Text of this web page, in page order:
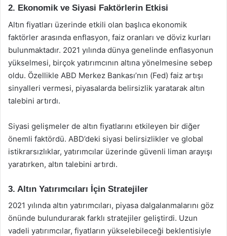
2. Ekonomik ve Siyasi Faktörlerin Etkisi
Altın fiyatları üzerinde etkili olan başlıca ekonomik
faktörler arasında enflasyon, faiz oranları ve döviz kurları
bulunmaktadır. 2021 yılında dünya genelinde enflasyonun
yükselmesi, birçok yatırımcının altına yönelmesine sebep
oldu. Özellikle ABD Merkez Bankası’nın (Fed) faiz artışı
sinyalleri vermesi, piyasalarda belirsizlik yaratarak altın
talebini artırdı.
Siyasi gelişmeler de altın fiyatlarını etkileyen bir diğer
önemli faktördü. ABD’deki siyasi belirsizlikler ve global
istikrarsızlıklar, yatırımcılar üzerinde güvenli liman arayışı
yaratırken, altın talebini artırdı.
3. Altın Yatırımcıları İçin Stratejiler
2021 yılında altın yatırımcıları, piyasa dalgalanmalarını göz
önünde bulundurarak farklı stratejiler geliştirdi. Uzun
vadeli yatırımcılar, fiyatların yükselebileceği beklentisiyle